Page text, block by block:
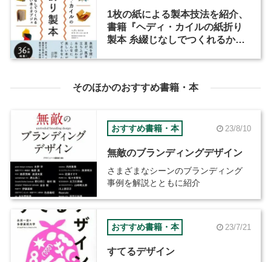
1枚の紙による製本技法を紹介、
書籍『ヘディ・カイルの紙折り
製本 糸綴じなしでつくれるかわ
そのほかのおすすめ書籍・本
おすすめ書籍・本 23/8/10
無敵のブランディングデザイン
さまざまなシーンのブランディング
事例を解説とともに紹介
おすすめ書籍・本 23/7/21
すてるデザイン